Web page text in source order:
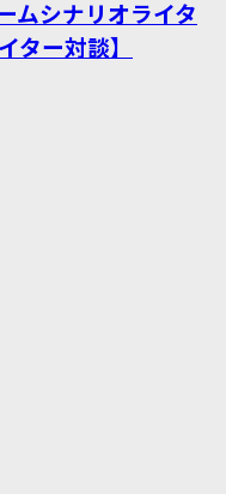
ムシナリオライタ
ター対談】